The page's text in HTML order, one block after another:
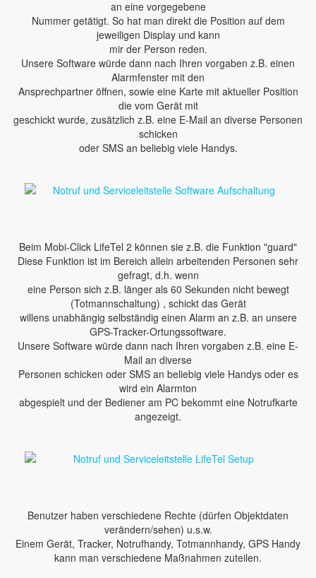
an eine vorgegebene
Nummer getätigt. So hat man direkt die Position auf dem
jeweiligen Display und kann
mir der Person reden.
Unsere Software würde dann nach Ihren vorgaben z.B. einen
Alarmfenster mit den
Ansprechpartner öffnen, sowie eine Karte mit aktueller Position
die vom Gerät mit
geschickt wurde, zusätzlich z.B. eine E-Mail an diverse Personen
schicken
oder SMS an beliebig viele Handys.
Beim Mobi-Click LifeTel 2 können sie z.B. die Funktion "guard"
Diese Funktion ist im Bereich allein arbeitenden Personen sehr
gefragt, d.h. wenn
eine Person sich z.B. länger als 60 Sekunden nicht bewegt
(Totmannschaltung) , schickt das Gerät
willens unabhängig selbständig einen Alarm an z.B. an unsere
GPS-Tracker-Ortungssoftware.
Unsere Software würde dann nach Ihren vorgaben z.B. eine E-
Mail an diverse
Personen schicken oder SMS an beliebig viele Handys oder es
wird ein Alarmton
abgespielt und der Bediener am PC bekommt eine Notrufkarte
angezeigt.
Benutzer haben verschiedene Rechte (dürfen Objektdaten
verändern/sehen) u.s.w.
Einem Gerät, Tracker, Notrufhandy, Totmannhandy, GPS Handy
kann man verschiedene Maßnahmen zuteilen.